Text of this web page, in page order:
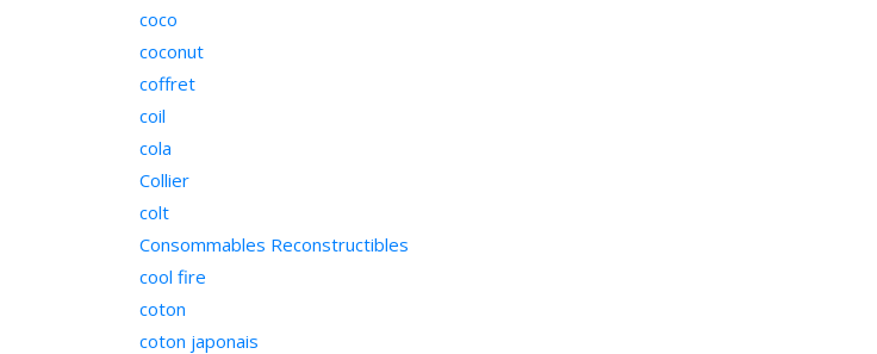
coco
coconut
coffret
coil
cola
Collier
colt
Consommables Reconstructibles
cool fire
coton
coton japonais